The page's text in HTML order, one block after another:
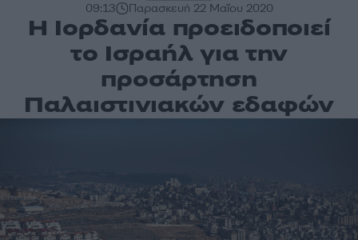
09:13 Παρασκευή 22 Μαΐου 2020
Η Ιορδανία προειδοποιεί
το Ισραήλ για την
προσάρτηση
Παλαιστινιακών εδαφών